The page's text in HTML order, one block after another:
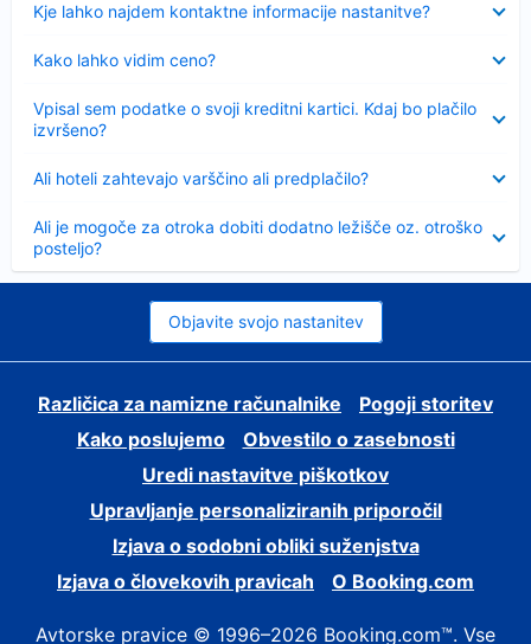
Kje lahko najdem kontaktne informacije nastanitve?
Kako lahko vidim ceno?
Vpisal sem podatke o svoji kreditni kartici. Kdaj bo plačilo
izvršeno?
Ali hoteli zahtevajo varščino ali predplačilo?
Ali je mogoče za otroka dobiti dodatno ležišče oz. otroško
posteljo?
Objavite svojo nastanitev
Različica za namizne računalnike
Pogoji storitev
Kako poslujemo
Obvestilo o zasebnosti
Uredi nastavitve piškotkov
Upravljanje personaliziranih priporočil
Izjava o sodobni obliki suženjstva
Izjava o človekovih pravicah
O Booking.com
Avtorske pravice © 1996–2026 Booking.com™. Vse